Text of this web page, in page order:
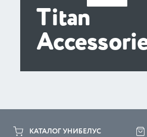
Titan
КАТАЛОГ УНИБЕЛУС